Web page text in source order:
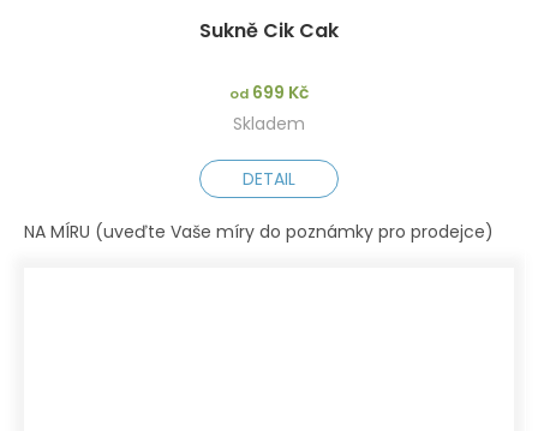
Sukně Cik Cak
od 699 Kč
Skladem
DETAIL
NA MÍRU (uveďte Vaše míry do poznámky pro prodejce)